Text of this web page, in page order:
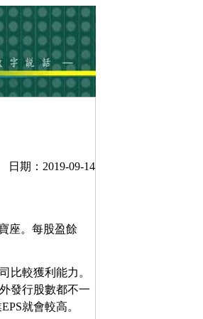
日期：2019-09-14
座。每股盈餘
比較獲利能力。
發行股數都不一
就會較高。